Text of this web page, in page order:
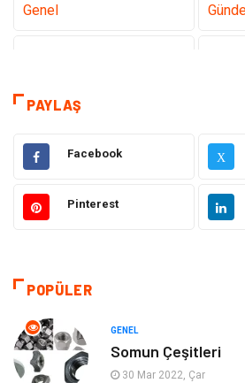
Genel
Tanıtıcı Reklam
Elektrik Elektronik
Otomotiv
Giyim
Eğitim & Kariyer
Alışveriş
PAYLAŞ
Facebook X
Pinterest
POPÜLER
GENEL
Somun Çeşitleri
30 Mar 2022, Çar